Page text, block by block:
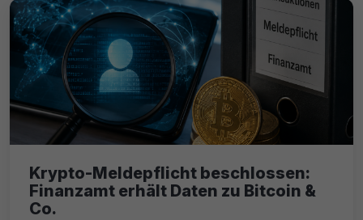
Krypto-Meldepflicht beschlossen:
Finanzamt erhält Daten zu Bitcoin &
Co.